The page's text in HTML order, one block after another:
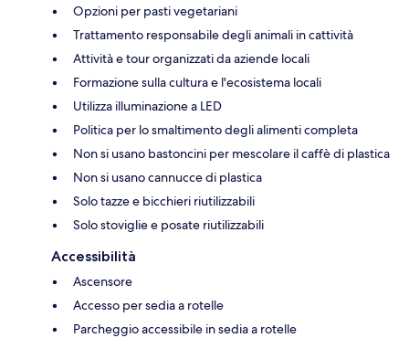
Opzioni per pasti vegetariani
Trattamento responsabile degli animali in cattività
Attività e tour organizzati da aziende locali
Formazione sulla cultura e l'ecosistema locali
Utilizza illuminazione a LED
Politica per lo smaltimento degli alimenti completa
Non si usano bastoncini per mescolare il caffè di plastica
Non si usano cannucce di plastica
Solo tazze e bicchieri riutilizzabili
Solo stoviglie e posate riutilizzabili
Accessibilità
Ascensore
Accesso per sedia a rotelle
Parcheggio accessibile in sedia a rotelle